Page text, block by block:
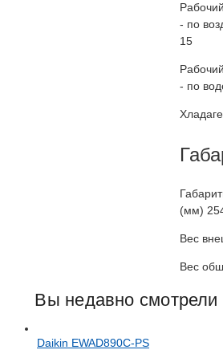
- по
15
- по
(мм)
Вес
Вес
Вы недавно смотрели
Daikin EWAD890C-PS